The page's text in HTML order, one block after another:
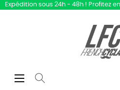
Expédition sous 24h - 48h ! Profitez
Basculer
☰